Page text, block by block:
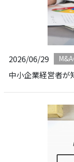
2026/06/29
中小企業経営者が